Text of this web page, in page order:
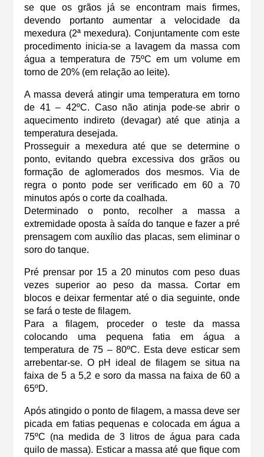
se que os grãos já se encontram mais firmes,
devendo portanto aumentar a velocidade da
mexedura (2ª mexedura). Conjuntamente com este
procedimento inicia-se a lavagem da massa com
água a temperatura de 75ºC em um volume em
torno de 20% (em relação ao leite).
A massa deverá atingir uma temperatura em torno
de 41 – 42ºC. Caso não atinja pode-se abrir o
aquecimento indireto (devagar) até que atinja a
temperatura desejada.
Prosseguir a mexedura até que se determine o
ponto, evitando quebra excessiva dos grãos ou
formação de aglomerados dos mesmos. Via de
regra o ponto pode ser verificado em 60 a 70
minutos após o corte da coalhada.
Determinado o ponto, recolher a massa a
extremidade oposta à saída do tanque e fazer a pré
prensagem com auxílio das placas, sem eliminar o
soro do tanque.
Pré prensar por 15 a 20 minutos com peso duas
vezes superior ao peso da massa. Cortar em
blocos e deixar fermentar até o dia seguinte, onde
se fará o teste de filagem.
Para a filagem, proceder o teste da massa
colocando uma pequena fatia em água a
temperatura de 75 – 80ºC. Esta deve esticar sem
arrebentar-se. O pH ideal de filagem se situa na
faixa de 5 a 5,2 e soro da massa na faixa de 60 a
65ºD.
Após atingido o ponto de filagem, a massa deve ser
picada em fatias pequenas e colocada em água a
75ºC (na medida de 3 litros de água para cada
quilo de massa). Esticar a massa até que fique com